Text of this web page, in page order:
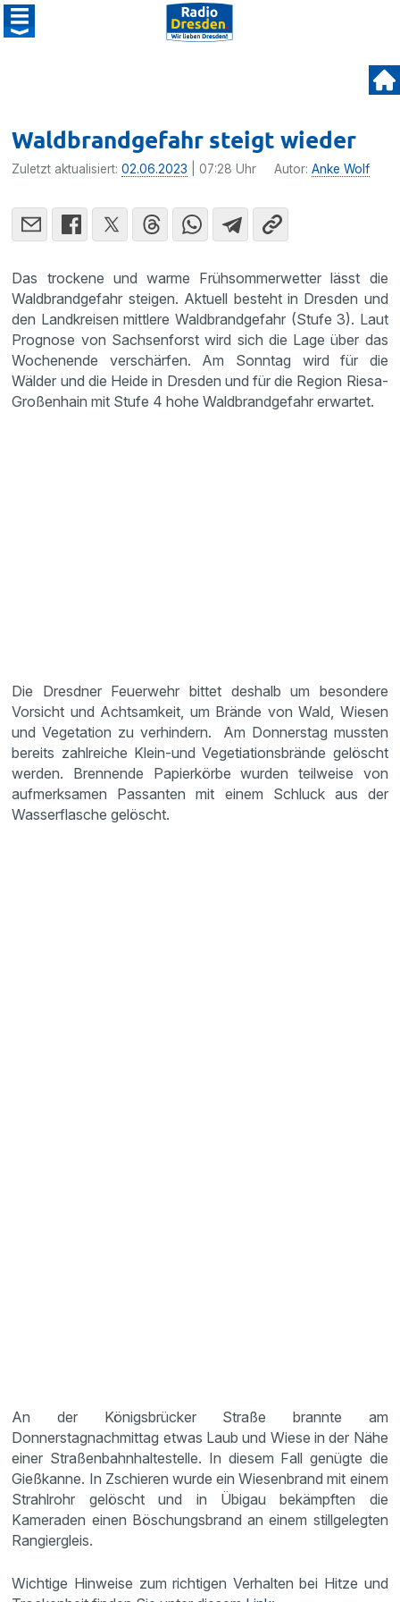
Waldbrandgefahr steigt wieder
Zuletzt aktualisiert:02.06.2023 | 07:28 Uhr Autor:Anke Wolf
Das trockene und warme Frühsommerwetter lässt die
Waldbrandgefahr steigen. Aktuell besteht in Dresden und
den Landkreisen mittlere Waldbrandgefahr (Stufe 3). Laut
Prognose von Sachsenforst wird sich die Lage über das
Wochenende verschärfen. Am Sonntag wird für die
Wälder und die Heide in Dresden und für die Region Riesa-
Großenhain mit Stufe 4 hohe Waldbrandgefahr erwartet.
Die Dresdner Feuerwehr bittet deshalb um besondere
Vorsicht und Achtsamkeit, um Brände von Wald, Wiesen
und Vegetation zu verhindern. Am Donnerstag mussten
bereits zahlreiche Klein-und Vegetiationsbrände gelöscht
werden. Brennende Papierkörbe wurden teilweise von
aufmerksamen Passanten mit einem Schluck aus der
Wasserflasche gelöscht.
An der Königsbrücker Straße brannte am
Donnerstagnachmittag etwas Laub und Wiese in der Nähe
einer Straßenbahnhaltestelle. In diesem Fall genügte die
Gießkanne. In Zschieren wurde ein Wiesenbrand mit einem
Strahlrohr gelöscht und in Übigau bekämpften die
Kameraden einen Böschungsbrand an einem stillgelegten
Rangiergleis.
Wichtige Hinweise zum richtigen Verhalten bei Hitze und